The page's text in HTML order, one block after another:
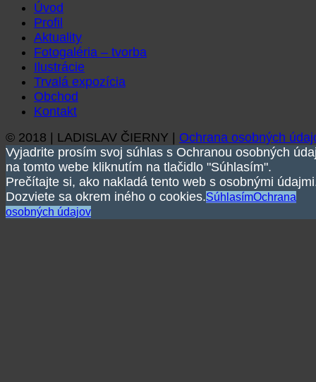
Úvod
Profil
Aktuality
Fotogaléria – tvorba
Ilustrácie
Trvalá expozícia
Obchod
Kontakt
© 2018 | LADISLAV ČIERNY | Ochrana osobných
Vyjadrite prosím svoj súhlas s Ochranou osobných
na tomto webe kliknutím na tlačidlo "Súhlasím".
Prečítajte si, ako nakladá tento web s osobnými
Dozviete sa okrem iného o cookies.SúhlasímOchrana
osobných údajov